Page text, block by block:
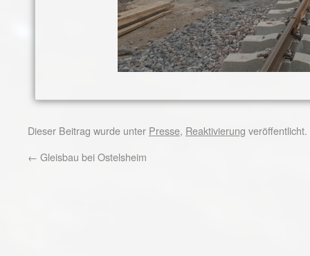
Dieser Beitrag wurde unter Presse, Reaktivierung
← Gleisbau bei Ostelsheim